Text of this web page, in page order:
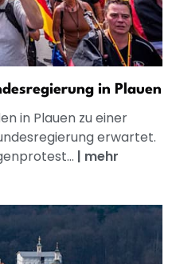
in Plauen
in Plauen zu einer
erwartet.
| mehr